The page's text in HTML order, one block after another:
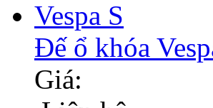
Đế ổ khóa
Giá: